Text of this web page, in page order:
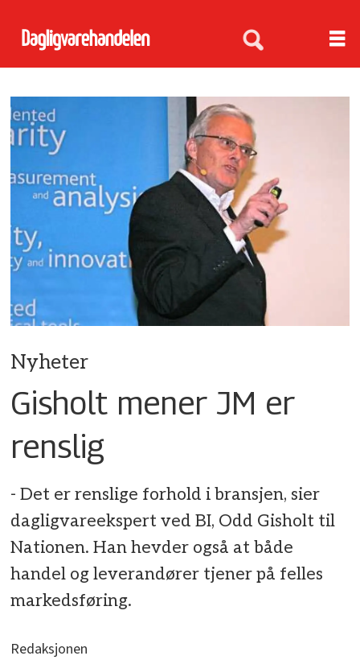
Nyheter
Gisholt mener JM er
renslig
- Det er renslige forhold i bransjen, sier
dagligvareekspert ved BI, Odd Gisholt til
Nationen. Han hevder også at både
handel og leverandører tjener på felles
markedsføring.
Redaksjonen